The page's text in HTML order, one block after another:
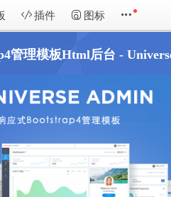
插件 图标
管理模板Html后台 -